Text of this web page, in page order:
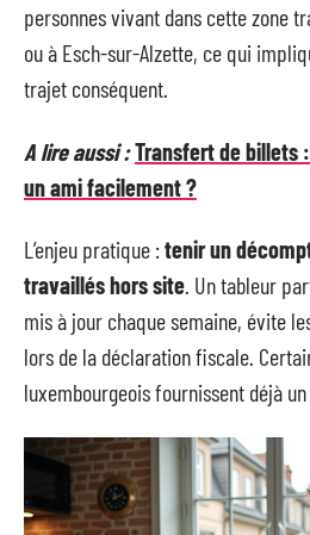
personnes vivant dans cette zone
ou à Esch-sur-Alzette, ce qui
trajet conséquent.
A lire aussi :Transfert de billets
un ami facilement ?
L’enjeu pratique :tenir un
travaillés hors site. Un tableur
mis à jour chaque semaine, évite
lors de la déclaration fiscale.
luxembourgeois fournissent déjà